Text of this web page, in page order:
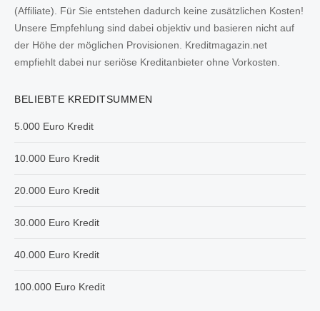
(Affiliate). Für Sie entstehen dadurch keine zusätzlichen Kosten!
Unsere Empfehlung sind dabei objektiv und basieren nicht auf
der Höhe der möglichen Provisionen. Kreditmagazin.net
empfiehlt dabei nur seriöse Kreditanbieter ohne Vorkosten.
BELIEBTE KREDITSUMMEN
5.000 Euro Kredit
10.000 Euro Kredit
20.000 Euro Kredit
30.000 Euro Kredit
40.000 Euro Kredit
100.000 Euro Kredit